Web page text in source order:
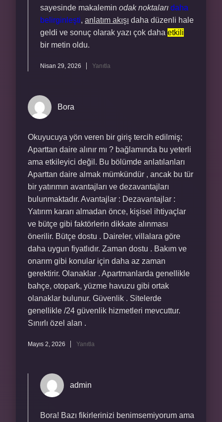
sayesinde makalemin odak noktaları daha
belirginleşti, anlatım akışı daha düzenli hale
geldi ve sonuç olarak yazı çok daha etkili
bir metin oldu.
Nisan 29, 2026 Yanıtla
Bora
Okuyucuya yön veren bir giriş tercih edilmiş;
Aparttan daire alınır mı ? bağlamında bu yeterli
ama etkileyici değil. Bu bölümde anlatılanları
Aparttan daire almak mümkündür , ancak bu tür
bir yatırımın avantajları ve dezavantajları
bulunmaktadır. Avantajlar : Dezavantajlar :
Yatırım kararı almadan önce, kişisel ihtiyaçlar
ve bütçe gibi faktörlerin dikkate alınması
önerilir. Bütçe dostu . Daireler, villalara göre
daha uygun fiyatlıdır. Zaman dostu . Bakım ve
onarım gibi konular için daha az zaman
gerektirir. Olanaklar . Apartmanlarda genellikle
bahçe, otopark, yüzme havuzu gibi ortak
olanaklar bulunur. Güvenlik . Sitelerde
genellikle /24 güvenlik hizmetleri mevcuttur.
Sınırlı özel alan .
Mayıs 2, 2026 Yanıtla
admin
Bora! Bazı fikirlerinizi benimsemiyorum ama